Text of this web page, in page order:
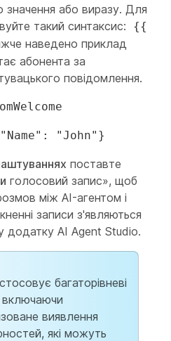
значення або виразу. Для
такий синтаксис:
{{
наведено приклад
абонента за
повідомлення.
"John"}
поставте
голосовий запис», щоб
між AI-агентом і
записи з'являються
додатку AI Agent Studio.
багаторівневі
включаючи
виявлення
які можуть